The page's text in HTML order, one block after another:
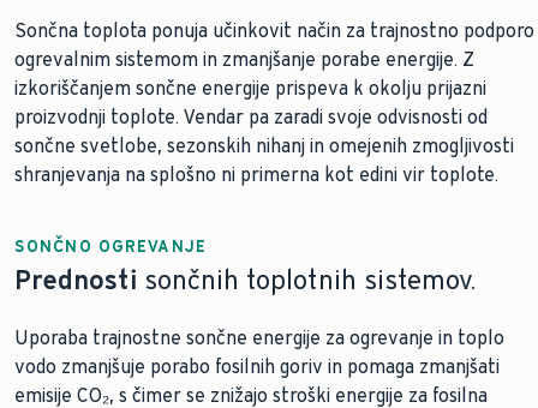
Sončna toplota ponuja učinkovit način za trajnostno podporo
ogrevalnim sistemom in zmanjšanje porabe energije. Z
izkoriščanjem sončne energije prispeva k okolju prijazni
proizvodnji toplote. Vendar pa zaradi svoje odvisnosti od
sončne svetlobe, sezonskih nihanj in omejenih zmogljivosti
shranjevanja na splošno ni primerna kot edini vir toplote.
SONČNO OGREVANJE
Prednosti sončnih toplotnih sistemov.
Uporaba trajnostne sončne energije za ogrevanje in toplo
vodo zmanjšuje porabo fosilnih goriv in pomaga zmanjšati
emisije CO₂, s čimer se znižajo stroški energije za fosilna